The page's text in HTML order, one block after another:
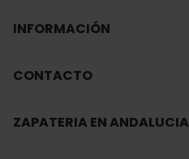
INFORMACIÓN
CONTACTO
ZAPATERIA EN ANDALUCIA